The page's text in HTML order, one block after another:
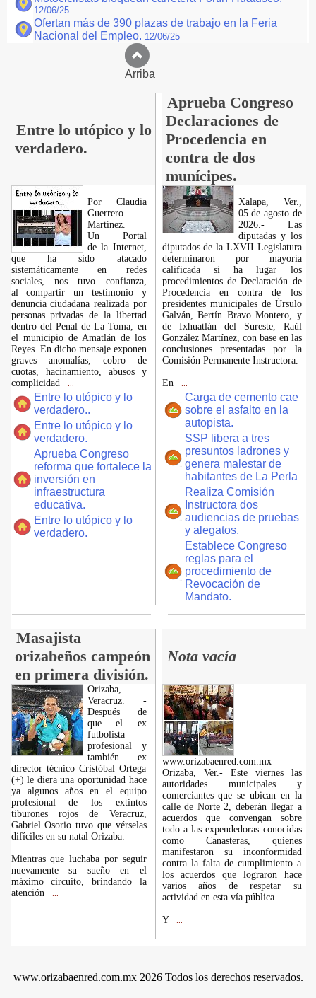
12/06/25
Ofertan más de 390 plazas de trabajo en la Feria
Nacional del Empleo. 12/06/25
Arriba
Entre lo utópico y lo
verdadero.
Aprueba Congreso
Declaraciones de
Procedencia en
contra de dos
munícipes.
Por Claudia
Guerrero
Martínez.
​Un Portal
de la Internet,
que ha sido atacado
sistemáticamente en redes
sociales, nos tuvo confianza,
al compartir un testimonio y
denuncia ciudadana realizada por
personas privadas de la libertad
dentro del Penal de La Toma, en
el municipio de Amatlán de los
Reyes. En dicho mensaje exponen
graves anomalías, cobro de
cuotas, hacinamiento, abusos y
complicidad
Entre lo utópico y lo
verdadero..
Entre lo utópico y lo
verdadero.
Aprueba Congreso
reforma que fortalece la
inversión en
infraestructura
educativa.
Entre lo utópico y lo
verdadero.
Xalapa, Ver.,
05 de agosto de
2026.- Las
diputadas y los
diputados de la LXVII Legislatura
determinaron por mayoría
calificada si ha lugar los
procedimientos de Declaración de
Procedencia en contra de los
presidentes municipales de Úrsulo
Galván, Bertín Bravo Montero, y
de Ixhuatlán del Sureste, Raúl
González Martínez, con base en las
conclusiones presentadas por la
Comisión Permanente Instructora.
En
Carga de cemento cae
sobre el asfalto en la
autopista.
SSP libera a tres
presuntos ladrones y
genera malestar de
habitantes de La Perla
Realiza Comisión
Instructora dos
audiencias de pruebas
y alegatos.
Establece Congreso
reglas para el
procedimiento de
Revocación de
Mandato.
Masajista
orizabeños campeón
en primera división.
Nota vacía
Orizaba,
Veracruz. -
Después de
que el ex
futbolista
profesional y
también ex
director técnico Cristóbal Ortega
(+) le diera una oportunidad hace
ya algunos años en el equipo
profesional de los extintos
tiburones rojos de Veracruz,
Gabriel Osorio tuvo que vérselas
difíciles en su natal Orizaba.
Mientras que luchaba por seguir
nuevamente su sueño en el
máximo circuito, brindando la
atención
www.orizabaenred.com.mx
Orizaba, Ver.- Este viernes las
autoridades municipales y
comerciantes que se ubican en la
calle de Norte 2, deberán llegar a
acuerdos que convengan sobre
todo a las expendedoras conocidas
como Canasteras, quienes
manifestaron su inconformidad
contra la falta de cumplimiento a
los acuerdos que lograron hace
varios años de respetar su
actividad en esta vía pública.
Y
www.orizabaenred.com.mx 2026 Todos los derechos reservados.